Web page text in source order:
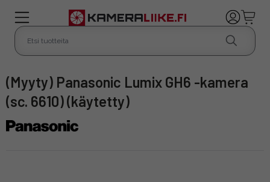
(Myyty) Panasonic Lumix GH6 -kamera
(sc. 6610) (käytetty)